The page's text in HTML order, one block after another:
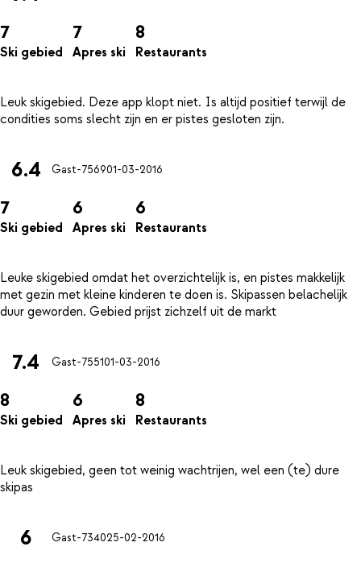
7
Ski gebied
7
Apres ski
8
Restaurants
Leuk skigebied. Deze app klopt niet. Is altijd positief terwijl de
6.4 Gast-756901-03-2016
7
Ski gebied
6
Apres ski
6
Restaurants
Leuke skigebied omdat het overzichtelijk is, en pistes makkelijk
met gezin met kleine kinderen te doen is. Skipassen belachelijk
7.4 Gast-755101-03-2016
8
Ski gebied
6
Apres ski
8
Restaurants
Leuk skigebied, geen tot weinig wachtrijen, wel een (te) dure
6 Gast-734025-02-2016